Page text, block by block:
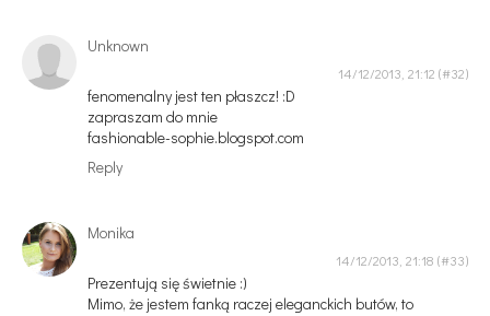
Unknown
14/12/2013, 21:12
fenomenalny jest ten płaszcz! :D
zapraszam do mnie
fashionable-sophie.blogspot.com
Reply
Monika
14/12/2013, 21:18
Prezentują się świetnie :)
Mimo, że jestem fanką raczej eleganckich butów, to